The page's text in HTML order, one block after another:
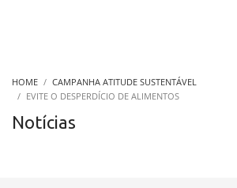
HOME
CAMPANHA ATITUDE SUSTENTÁVEL
EVITE O DESPERDÍCIO DE ALIMENTOS
Notícias